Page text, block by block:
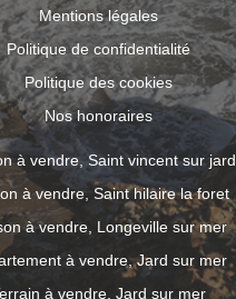
Mentions légales
Politique de confidentialité
Politique des cookies
Nos honoraires
à vendre, Saint vincent sur jard
à vendre, Saint hilaire la foret
à vendre, Longeville sur mer
à vendre, Jard sur mer
à vendre, Jard sur mer